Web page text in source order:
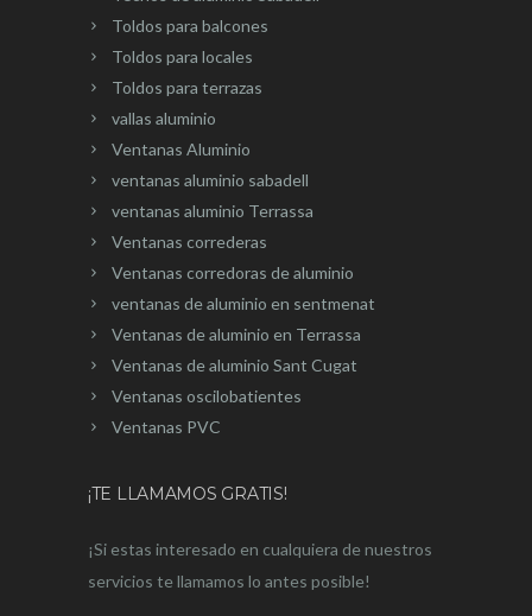
Toldos para balcones
Toldos para locales
Toldos para terrazas
vallas aluminio
Ventanas Aluminio
ventanas aluminio sabadell
ventanas aluminio Terrassa
Ventanas correderas
Ventanas corredoras de aluminio
ventanas de aluminio en sentmenat
Ventanas de aluminio en Terrassa
Ventanas de aluminio Sant Cugat
Ventanas oscilobatientes
Ventanas PVC
¡TE LLAMAMOS GRATIS!
¡Si estas interesado en cualquiera de nuestros
servicios te llamamos lo antes posible!